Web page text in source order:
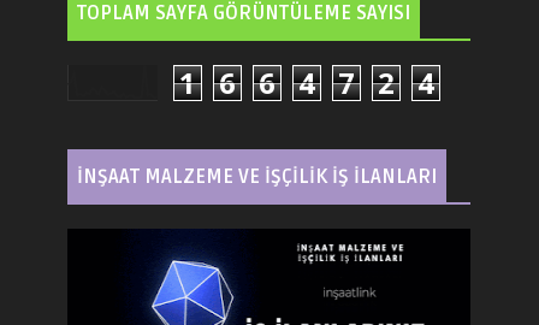
TOPLAM SAYFA GÖRÜNTÜLEME SAYISI
1 6 6 4 7 2 4
İNŞAAT MALZEME VE İŞÇİLİK İŞ İLANLARI